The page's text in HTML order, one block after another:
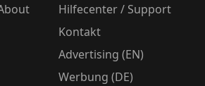
Hilfecenter / Support
Kontakt
Advertising (EN)
Werbung (DE)